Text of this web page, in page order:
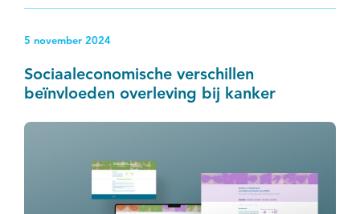
5 november 2024
Sociaaleconomische verschillen
beïnvloeden overleving bij kanker